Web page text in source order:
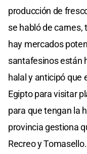
producción de
se habló de
hay mercados
santafesinos están
halal y anticipó que
Egipto para visitar
para que tengan la
provincia gestiona
Recreo y